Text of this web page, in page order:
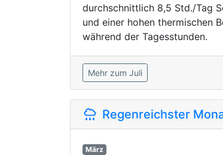
durchschnittlich 8,5 Std./Tag
und einer hohen thermischen
während der Tagesstunden.
Mehr zum Juli
Regenreichster
März